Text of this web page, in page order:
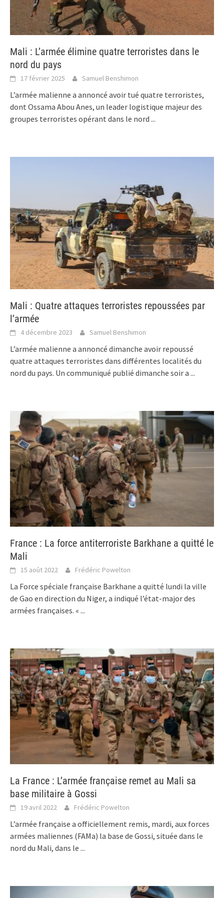
Mali : L’armée élimine quatre terroristes dans le
nord du pays
17 février 2025 Samuel Benshimon
L’armée malienne a annoncé avoir tué quatre terroristes,
dont Ossama Abou Anes, un leader logistique majeur des
groupes terroristes opérant dans le nord ...
Mali : Quatre attaques terroristes repoussées par
l’armée
4 décembre 2023 Samuel Benshimon
L’armée malienne a annoncé dimanche avoir repoussé
quatre attaques terroristes dans différentes localités du
nord du pays. Un communiqué publié dimanche soir a ...
France : La force antiterroriste Barkhane a quitté le
Mali
15 août 2022 Frédéric Powelton
La Force spéciale française Barkhane a quitté lundi la ville
de Gao en direction du Niger, a indiqué l’état-major des
armées françaises. « ...
La France : L’armée française remet au Mali sa
base militaire à Gossi
19 avril 2022 Frédéric Powelton
L’armée française a officiellement remis, mardi, aux forces
armées maliennes (FAMa) la base de Gossi, située dans le
nord du Mali, dans le ...